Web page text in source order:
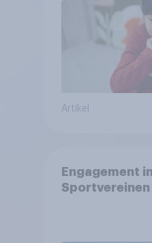
Artikel
Engagement
Sportvereinen